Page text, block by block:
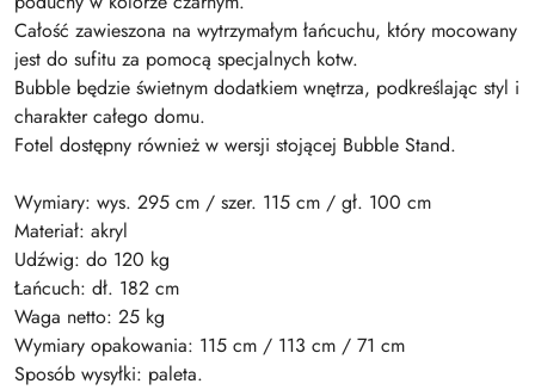
Całość zawieszona na wytrzymałym łańcuchu, który mocowany
jest do sufitu za pomocą specjalnych kotw.
Bubble będzie świetnym dodatkiem wnętrza, podkreślając styl i
charakter całego domu.
Fotel dostępny również w wersji stojącej Bubble Stand.
Wymiary: wys. 295 cm / szer. 115 cm / gł. 100 cm
Materiał: akryl
Udźwig: do 120 kg
Łańcuch: dł. 182 cm
Waga netto: 25 kg
Wymiary opakowania: 115 cm / 113 cm / 71 cm
Sposób wysyłki: paleta.